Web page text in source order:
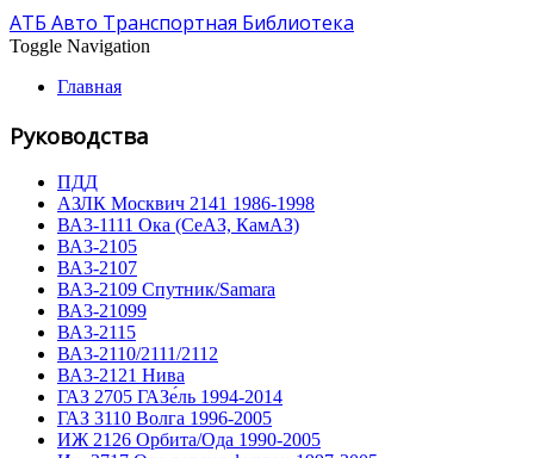
АТБ Авто Транспортная Библиотека
Toggle Navigation
Главная
Руководства
ПДД
АЗЛК Москвич 2141 1986-1998
ВА3-1111 Ока (СеАЗ, КамАЗ)
ВА3-2105
ВА3-2107
ВА3-2109 Спутник/Samara
ВА3-21099
ВА3-2115
ВА3-2110/2111/2112
ВА3-2121 Нива
ГАЗ 2705 ГАЗе́ль 1994-2014
ГАЗ 3110 Волга 1996-2005
ИЖ 2126 Орбита/Ода 1990-2005